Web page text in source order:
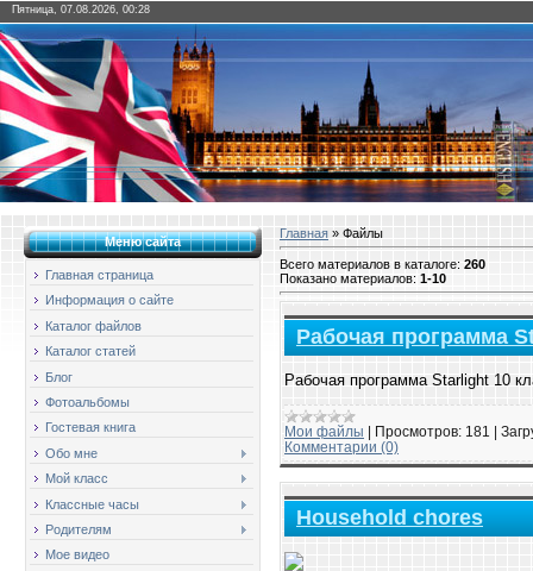
Пятница, 07.08.2026, 00:28
Меню сайта
Главная страница
Информация о сайте
Каталог файлов
Каталог статей
Блог
Фотоальбомы
Гостевая книга
Обо мне
Мой класс
Классные часы
Родителям
Мое видео
Главная » Файлы
Всего материалов в каталоге: 260
Показано материалов: 1-10
Рабочая программа
Рабочая программа Starlight 10
Мои файлы | Просмотров: 181 |
Комментарии (0)
Household chores